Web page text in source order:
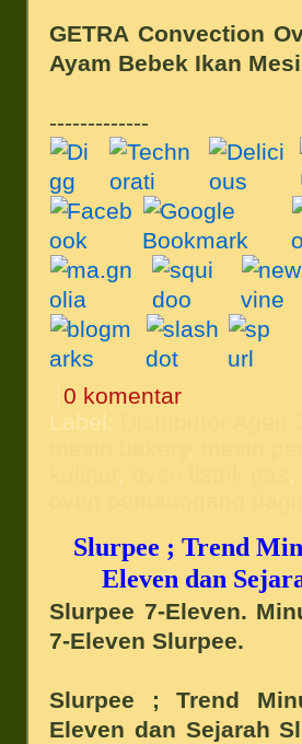
GETRA Convection
Ayam Bebek Ikan
-------------
0 komentar
Label:
Slurpee ; Trend
Eleven dan
Slurpee 7-Eleven.
7-Eleven Slurpee.
Slurpee ; Trend
Eleven dan Sejarah